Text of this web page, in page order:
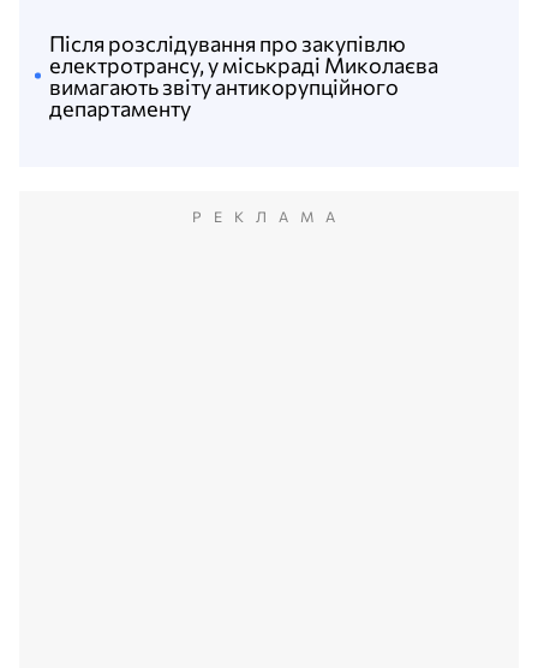
Після розслідування про закупівлю
електротрансу, у міськраді Миколаєва
вимагають звіту антикорупційного
департаменту
РЕКЛАМА